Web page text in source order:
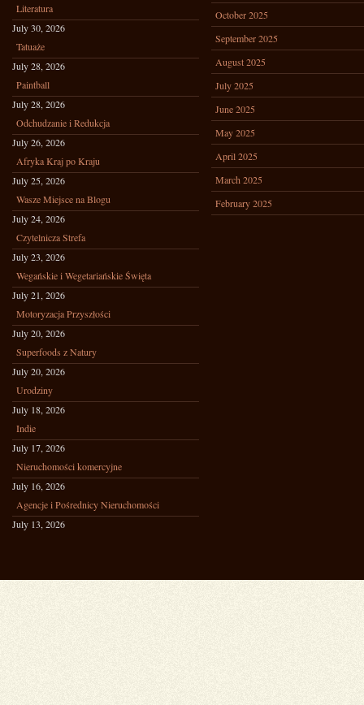
Literatura
July 30, 2026
Tatuaże
July 28, 2026
Paintball
July 28, 2026
Odchudzanie i Redukcja
July 26, 2026
Afryka Kraj po Kraju
July 25, 2026
Wasze Miejsce na Blogu
July 24, 2026
Czytelnicza Strefa
July 23, 2026
Wegańskie i Wegetariańskie Święta
July 21, 2026
Motoryzacja Przyszłości
July 20, 2026
Superfoods z Natury
July 20, 2026
Urodziny
July 18, 2026
Indie
July 17, 2026
Nieruchomości komercyjne
July 16, 2026
Agencje i Pośrednicy Nieruchomości
July 13, 2026
October 2025
September 2025
August 2025
July 2025
June 2025
May 2025
April 2025
March 2025
February 2025